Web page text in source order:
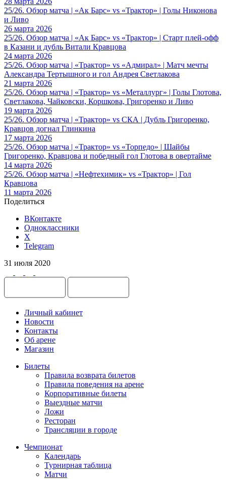
25/26. Обзор матча | «Ак Барс» vs «Трактор» | Голы Никонова
и Ливо
26 марта 2026
25/26. Обзор матча | «Ак Барс» vs «Трактор» | Старт плей-офф
в Казани и дубль Витали Кравцова
24 марта 2026
25/26. Обзор матча | «Трактор» vs «Адмирал» | Матч мечты
Александра Тертышного и гол Андрея Светлакова
21 марта 2026
25/26. Обзор матча | «Трактор» vs «Металлург» | Голы Глотова,
Светлакова, Чайковски, Коршкова, Григоренко и Ливо
19 марта 2026
25/26. Обзор матча | «Трактор» vs СКА | Дубль Григоренко,
Кравцов догнал Глинкина
17 марта 2026
25/26. Обзор матча | «Трактор» vs «Торпедо» | Шайбы
Григоренко, Кравцова и победный гол Глотова в овертайме
14 марта 2026
25/26. Обзор матча | «Нефтехимик» vs «Трактор» | Гол
Кравцова
11 марта 2026
Поделиться
ВКонтакте
Одноклассники
X
Telegram
31 июля 2020
Личный кабинет
Новости
Контакты
Об арене
Магазин
Билеты
Правила возврата билетов
Правила поведения на арене
Корпоративные билеты
Выездные матчи
Ложи
Ресторан
Трансляции в городе
Чемпионат
Календарь
Турнирная таблица
Матчи